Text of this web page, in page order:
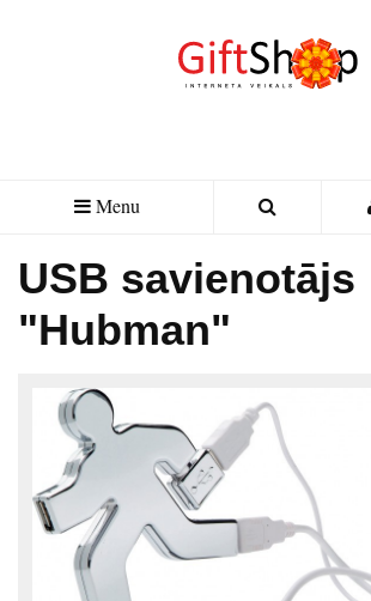
Menu
USB savienotājs
"Hubman"